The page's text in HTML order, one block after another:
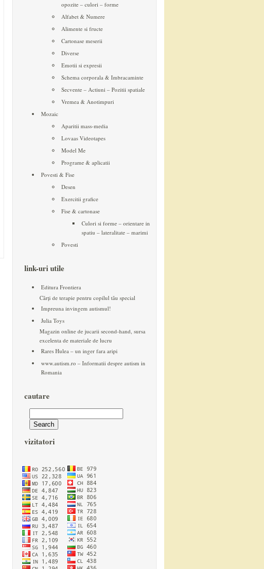
opozite – culori – forme
Alfabet & Numere
Alimente si fructe
Cartonase meserii
Diverse
Emotii si expresii
Schema corporala & Imbracaminte
Secvente – Actiuni – Pozitii spatiale
Vremea & Anotimpuri
Mozaic
Aparitii mass-media
Lovaas Videotapes
Model Me
Programe & aplicatii
Povesti & Fise
Desen
Exercitii grafice
Fise & cartonase
Culori si forme – orientare in
spatiu – lateralitate – marimi
Povesti
link-uri utile
Editura Frontiera
Cărți de terapie pentru copilul tău special
Impreuna invingem autismul!
Julia Toys
Magazin online de jucarii second-hand, sursa
excelenta de materiale de lucru
Rares Hulea – un inger fara aripi
www.autism.ro – Informatii despre autism in
Romania
cautare
vizitatori